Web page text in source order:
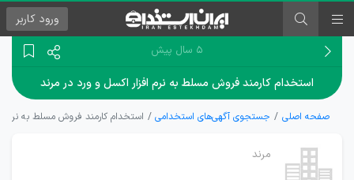
ورود کاربر
۵ سال پیش
استخدام کارمند فروش مسلط به نرم افزار اکسل و ورد در مرند
صفحه اصلی جستجوی آگهی‌های استخدامی استخدام کارمند فروش مسلط به نرم
مرند